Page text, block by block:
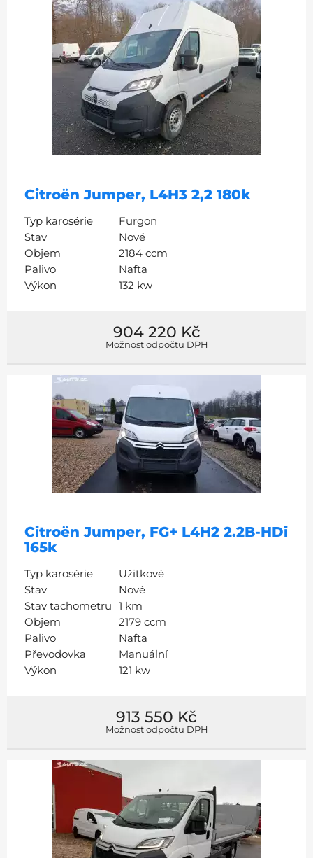
Citroën Jumper, L4H3 2,2 180k
Typ karosérie
Furgon
Stav
Nové
Objem
2184 ccm
Palivo
Nafta
Výkon
132 kw
904 220 Kč
Možnost odpočtu DPH
Citroën Jumper, FG+ L4H2 2.2B-HDi
165k
Typ karosérie
Užitkové
Stav
Nové
Stav tachometru 1 km
Objem
2179 ccm
Palivo
Nafta
Převodovka
Manuální
Výkon
121 kw
913 550 Kč
Možnost odpočtu DPH